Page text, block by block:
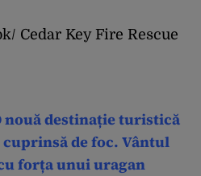
Cedar Key Fire Rescue
nouă destinație turistică
de foc. Vântul
forța unui uragan